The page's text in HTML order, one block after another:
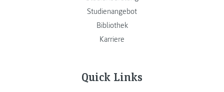
Studienangebot
Bibliothek
Karriere
Quick Links